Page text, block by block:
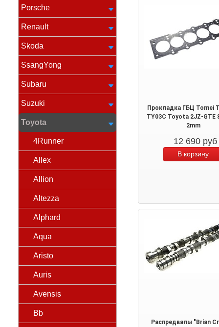
Porsche
Renault
Skoda
SsangYong
Subaru
Suzuki
Toyota
4Runner
Allex
Allion
Altezza
Alphard
Aqua
Aristo
Auris
Avensis
Bb
Прокладка ГБЦ Tomei
TY03C Toyota 2JZ-GTE
2mm
12 690 руб
Распредвалы "Brian